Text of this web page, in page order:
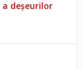
deșeurilor